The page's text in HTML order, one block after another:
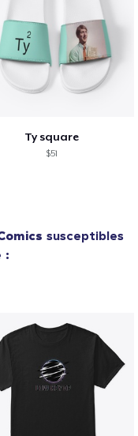
Ty square
$51
susceptibles
: